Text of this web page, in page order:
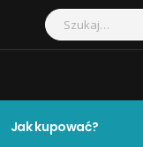
Jak kupować?